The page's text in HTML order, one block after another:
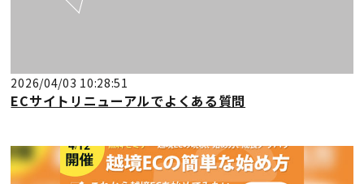
2026/04/03 10:28:51
ECサイトリニューアルでよくある質問